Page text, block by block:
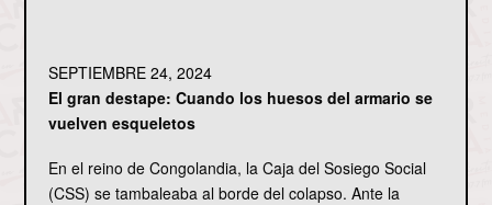
SEPTIEMBRE 24, 2024
El gran destape: Cuando los huesos del armario se
vuelven esqueletos
En el reino de Congolandia, la Caja del Sosiego Social
(CSS) se tambaleaba al borde del colapso. Ante la